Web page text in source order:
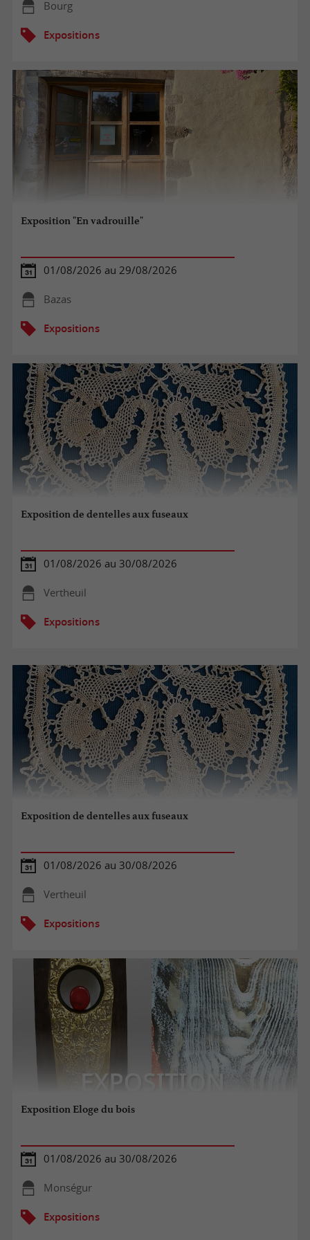
Bourg
Expositions
Exposition "En vadrouille"
01/08/2026 au 29/08/2026
Bazas
Expositions
Exposition de dentelles aux fuseaux
01/08/2026 au 30/08/2026
Vertheuil
Expositions
Exposition de dentelles aux fuseaux
01/08/2026 au 30/08/2026
Vertheuil
Expositions
Exposition Eloge du bois
01/08/2026 au 30/08/2026
Monségur
Expositions